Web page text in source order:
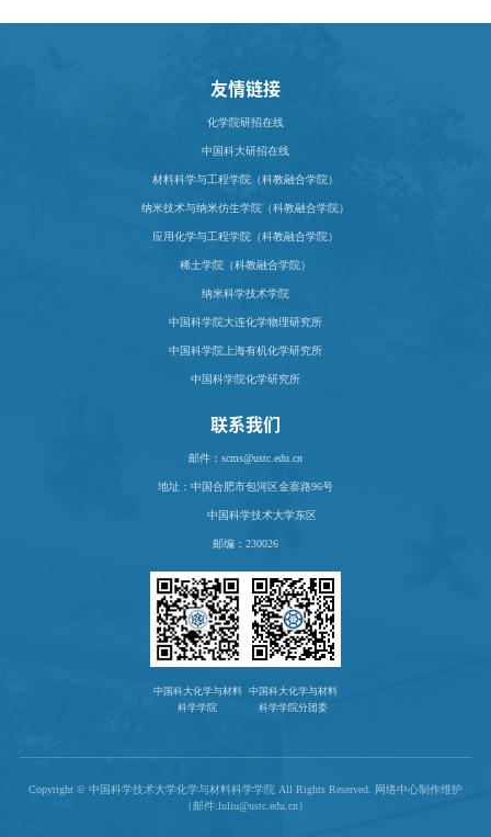
友情链接
化学院研招在线
中国科大研招在线
材料科学与工程学院（科教融合学院）
纳米技术与纳米仿生学院（科教融合学院）
应用化学与工程学院（科教融合学院）
稀土学院（科教融合学院）
纳米科学技术学院
中国科学院大连化学物理研究所
中国科学院上海有机化学研究所
中国科学院化学研究所
联系我们
邮件：scms@ustc.edu.cn
地址： 中国合肥市包河区金寨路96号
中国科学技术大学东区
邮编：230026
中国科大化学与材料
科学学院
中国科大化学与材料
科学学院分团委
Copyright © 中国科学技术大学化学与材料科学学院 All Rights Reserved. 网络中心制作维护
（邮件:luliu@ustc.edu.cn）